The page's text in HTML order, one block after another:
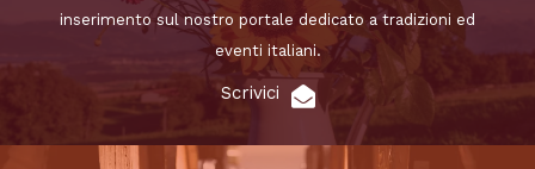
inserimento sul nostro portale dedicato a tradizioni ed
eventi italiani.
Scrivici